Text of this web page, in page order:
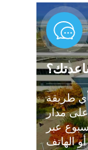
طريقة
مدار
عبر